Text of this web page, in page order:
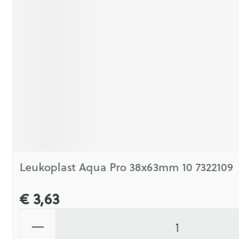
Leukoplast Aqua Pro 38x63mm 10 7322109
€ 3,63